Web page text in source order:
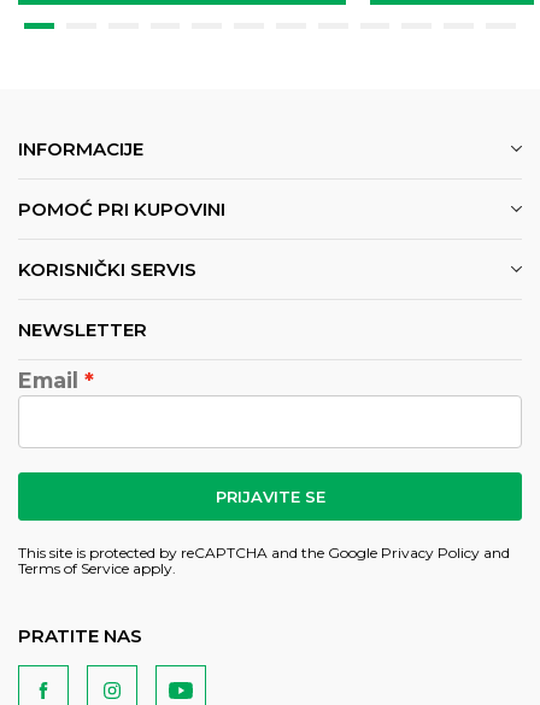
INFORMACIJE
POMOĆ PRI KUPOVINI
KORISNIČKI SERVIS
NEWSLETTER
Email
PRIJAVITE SE
This site is protected by reCAPTCHA and the Google Privacy Policy and
Terms of Service apply.
PRATITE NAS